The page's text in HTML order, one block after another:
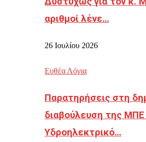
αριθμοί λένε…
26 Ιουλίου 2026
Ευθέα Λόγια
Παρατηρήσεις στη
διαβούλευση της
Υδροηλεκτρικό…